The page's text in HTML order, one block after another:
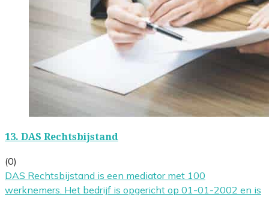
13. DAS Rechtsbijstand
(0)
DAS Rechtsbijstand is een mediator met 100
werknemers. Het bedrijf is opgericht op 01-01-2002 en is